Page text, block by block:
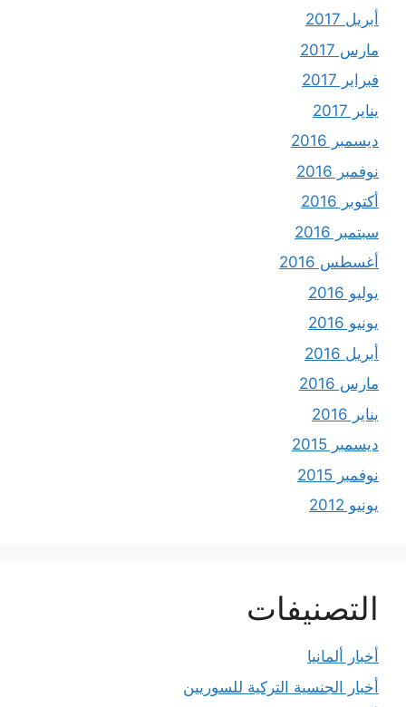
أبريل 2017
مارس 2017
فبراير 2017
يناير 2017
ديسمبر 2016
نوفمبر 2016
أكتوبر 2016
سبتمبر 2016
أغسطس 2016
يوليو 2016
يونيو 2016
أبريل 2016
مارس 2016
يناير 2016
ديسمبر 2015
نوفمبر 2015
يونيو 2012
التصنيفات
أخبار ألمانيا
أخبار الجنسية التركية للسوريين